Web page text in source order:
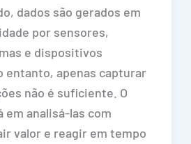
dados são gerados em
por sensores,
e dispositivos
entanto, apenas capturar
não é suficiente. O
analisá-las com
valor e reagir em tempo